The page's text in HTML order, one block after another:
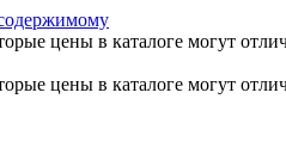
цены в каталоге могут
цены в каталоге могут